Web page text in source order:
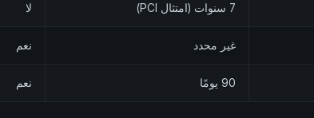
7 سنوات (امتثال PCI) لا
غير محدد نعم
90 يومًا نعم